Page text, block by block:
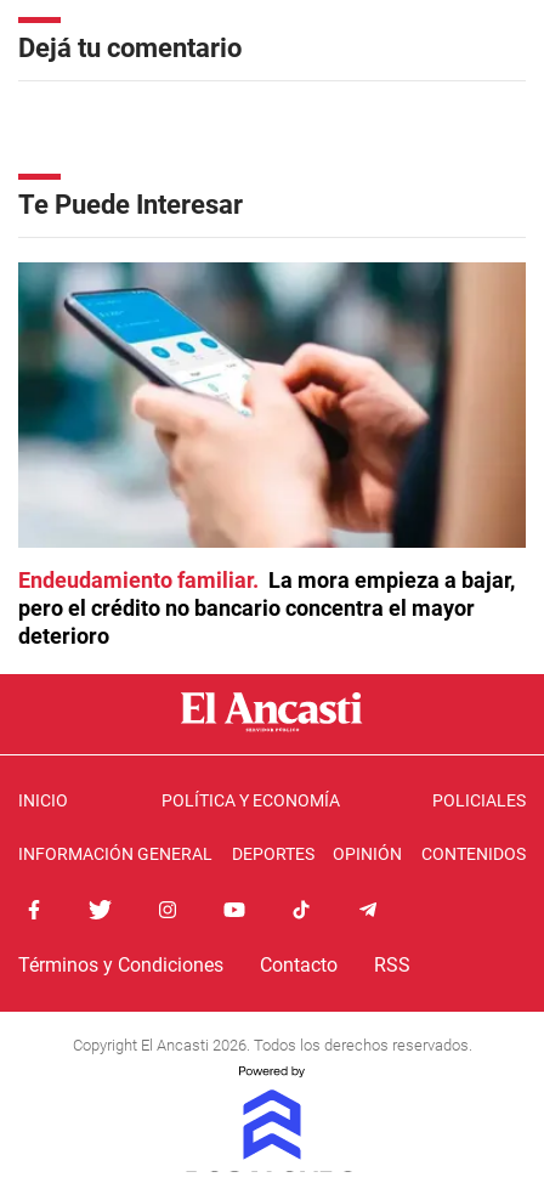
Dejá tu comentario
Te Puede Interesar
Endeudamiento familiar
La mora empieza a bajar,
pero el crédito no bancario concentra el mayor
deterioro
INICIO POLÍTICA Y ECONOMÍA POLICIALES
INFORMACIÓN GENERAL DEPORTES OPINIÓN CONTENIDOS
Términos y Condiciones Contacto RSS
Copyright El Ancasti 2026. Todos los derechos reservados.